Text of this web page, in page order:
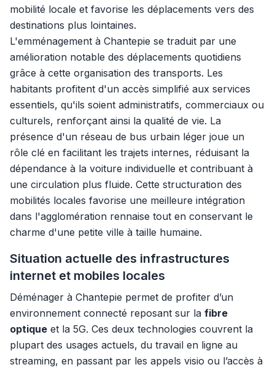
mobilité locale et favorise les déplacements vers des
destinations plus lointaines.
L'emménagement à Chantepie se traduit par une
amélioration notable des déplacements quotidiens
grâce à cette organisation des transports. Les
habitants profitent d'un accès simplifié aux services
essentiels, qu'ils soient administratifs, commerciaux ou
culturels, renforçant ainsi la qualité de vie. La
présence d'un réseau de bus urbain léger joue un
rôle clé en facilitant les trajets internes, réduisant la
dépendance à la voiture individuelle et contribuant à
une circulation plus fluide. Cette structuration des
mobilités locales favorise une meilleure intégration
dans l'agglomération rennaise tout en conservant le
charme d'une petite ville à taille humaine.
Situation actuelle des infrastructures
internet et mobiles locales
Déménager à Chantepie permet de profiter d’un
environnement connecté reposant sur la fibre
optique et la 5G. Ces deux technologies couvrent la
plupart des usages actuels, du travail en ligne au
streaming, en passant par les appels visio ou l’accès à